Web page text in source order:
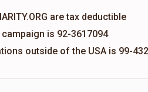
are tax deductible
is 92-3617094
outside of the USA is 99-